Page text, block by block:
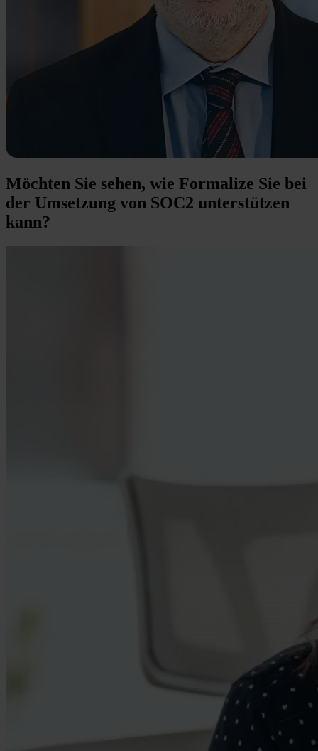
Möchten Sie sehen, wie Formalize Sie bei
der Umsetzung von SOC2 unterstützen
kann?